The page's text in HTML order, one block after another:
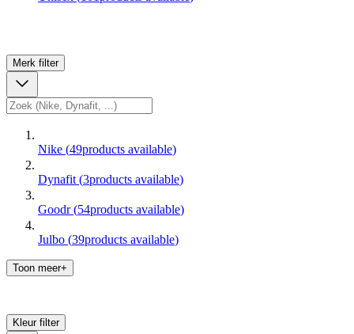
Merk filter
Nike (49products available)
Dynafit (3products available)
Goodr (54products available)
Julbo (39products available)
Toon meer+
Kleur filter